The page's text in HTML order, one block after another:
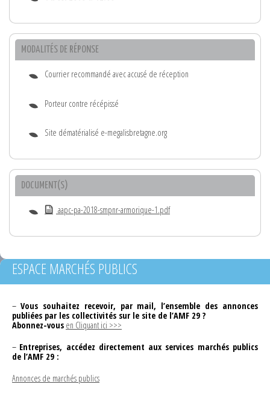
MODALITÉS DE RÉPONSE
Courrier recommandé avec accusé de réception
Porteur contre récépissé
Site dématérialisé e-megalisbretagne.org
DOCUMENT(S)
aapc-pa-2018-smpnr-armorique-1.pdf
ESPACE MARCHÉS PUBLICS
– Vous souhaitez recevoir, par mail, l’ensemble des annonces
publiées par les collectivités sur le site de l’AMF 29 ?
Abonnez-vous en Cliquant ici >>>
– Entreprises, accédez directement aux services marchés publics
de l’AMF 29 :
Annonces de marchés publics